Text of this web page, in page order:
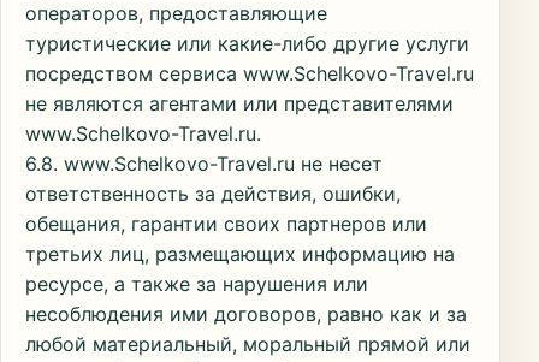
операторов, предоставляющие
туристические или какие-либо другие услуги
посредством сервиса www.Schelkovo-Travel.ru
не являются агентами или представителями
www.Schelkovo-Travel.ru.
6.8. www.Schelkovo-Travel.ru не несет
ответственность за действия, ошибки,
обещания, гарантии своих партнеров или
третьих лиц, размещающих информацию на
ресурсе, а также за нарушения или
несоблюдения ими договоров, равно как и за
любой материальный, моральный прямой или